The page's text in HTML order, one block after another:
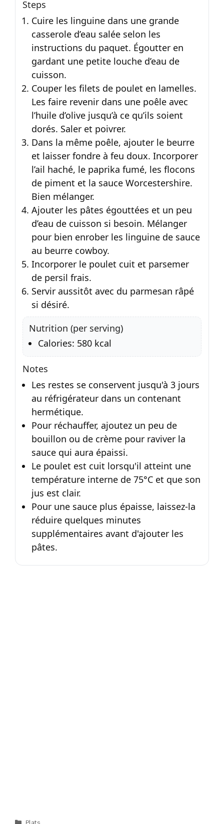
Steps
Cuire les linguine dans une grande
casserole d’eau salée selon les
instructions du paquet. Égoutter en
gardant une petite louche d’eau de
cuisson.
Couper les filets de poulet en lamelles.
Les faire revenir dans une poêle avec
l’huile d’olive jusqu’à ce qu’ils soient
dorés. Saler et poivrer.
Dans la même poêle, ajouter le beurre
et laisser fondre à feu doux. Incorporer
l’ail haché, le paprika fumé, les flocons
de piment et la sauce Worcestershire.
Bien mélanger.
Ajouter les pâtes égouttées et un peu
d’eau de cuisson si besoin. Mélanger
pour bien enrober les linguine de sauce
au beurre cowboy.
Incorporer le poulet cuit et parsemer
de persil frais.
Servir aussitôt avec du parmesan râpé
si désiré.
Nutrition (per serving)
Calories: 580 kcal
Notes
Les restes se conservent jusqu'à 3 jours
au réfrigérateur dans un contenant
hermétique.
Pour réchauffer, ajoutez un peu de
bouillon ou de crème pour raviver la
sauce qui aura épaissi.
Le poulet est cuit lorsqu'il atteint une
température interne de 75°C et que son
jus est clair.
Pour une sauce plus épaisse, laissez-la
réduire quelques minutes
supplémentaires avant d'ajouter les
pâtes.
Categories